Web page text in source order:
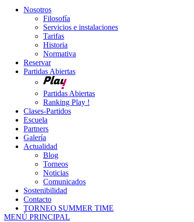
Nosotros
Filosofía
Servicios e instalaciones
Tarifas
Historia
Normativa
Reservar
Partidas Abiertas
Partidas Abiertas
Ranking Play !
Clases-Partidos
Escuela
Partners
Galería
Actualidad
Blog
Torneos
Noticias
Comunicados
Sostenibilidad
Contacto
TORNEO SUMMER TIME
MENÚ PRINCIPAL